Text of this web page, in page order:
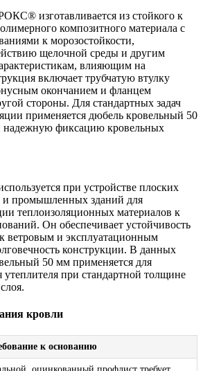
изготавливается из стойкого к
композитного материала с
к морозостойкости,
щелочной среды и другим
влияющим на
включает трубчатую втулку
окончанием и фланцем
стороны. Для стандартных задач
применяется дюбель кровельный 50
фиксацию кровельных
при устройстве плоских
и промышленных зданий для
теплоизоляционных материалов к
Он обеспечивает устойчивость
ветровым и эксплуатационным
конструкции. В данных
50 мм применяется для
при стандартной толщине
кровли
к основанию